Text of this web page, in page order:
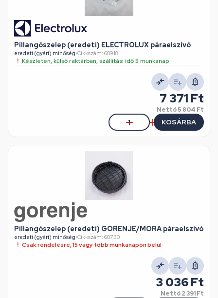
Pillangószelep (eredeti) ELECTROLUX páraelszívó
eredeti (gyári) minőség•Cikkszám: 60918
Készleten, külső raktárban, szállítási idő 5 munkanap
7 371 Ft
Nettó5 804 Ft
KOSÁRBA
Pillangószelep (eredeti) GORENJE/MORA páraelszívó
eredeti (gyári) minőség•Cikkszám: 60730
Csak rendelésre, 15 vagy több munkanapon belül
3 036 Ft
Nettó2 391 Ft